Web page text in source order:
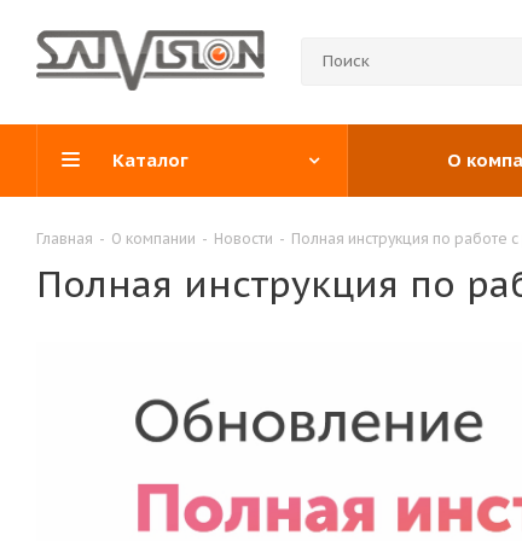
Каталог О
Главная - О компании - Новости - Полная инструкция по работе
Полная инструкция по